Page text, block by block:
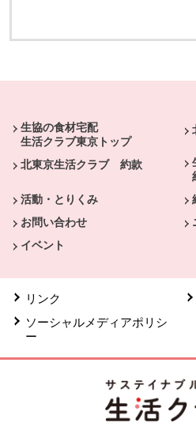
生協の食材宅配
生活クラブ東京トップ
北東京生活クラブ 約款
活動・とりくみ
お問い合わせ
イベント
リンク
ソーシャルメディアポリシ
ー